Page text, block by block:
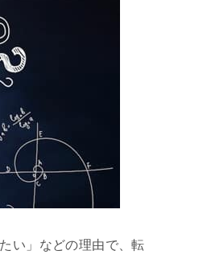
い」などの理由で、転